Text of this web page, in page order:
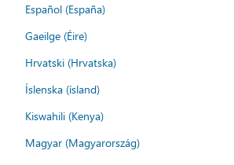
Español (España)
Gaeilge (Éire)
Hrvatski (Hrvatska)
Íslenska (ísland)
Kiswahili (Kenya)
Magyar (Magyarország)